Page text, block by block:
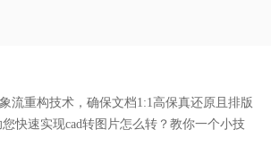
流重构技术，确保文档1:1高保真还原且排版
全。助您快速实现cad转图片怎么转？教你一个小技